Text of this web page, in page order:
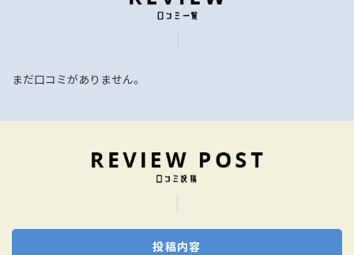
まだ口コミがありません。
投稿内容